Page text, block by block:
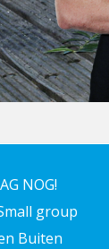
NOG!
group
Buiten